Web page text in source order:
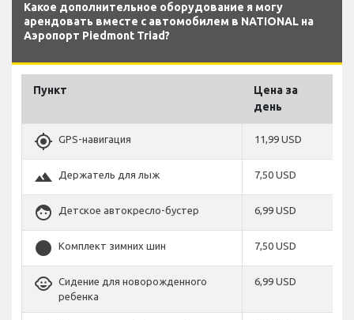
Какое дополнительное оборудование я могу
арендовать вместе с автомобилем в NATIONAL на
Аэропорт Piedmont Triad?
Пункт
Цена за
день
gps_fixed GPS-навигация 11,99 USD
terrain Держатель для лыж 7,50 USD
face Детское автокресло-бустер 6,99 USD
stop_circle Комплект зимних шин 7,50 USD
child_care Сидение для новорожденного
ребенка
6,99 USD